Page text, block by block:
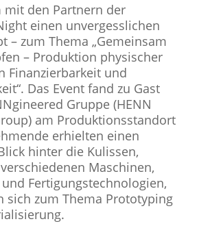
mit den Partnern der
einen unvergesslichen
– zum Thema „Gemeinsam
– Produktion physischer
Finanzierbarkeit und
Das Event fand zu Gast
Gruppe (HENN
am Produktionsstandort
erhielten einen
hinter die Kulissen,
Maschinen,
Fertigungstechnologien,
sich zum Thema Prototyping